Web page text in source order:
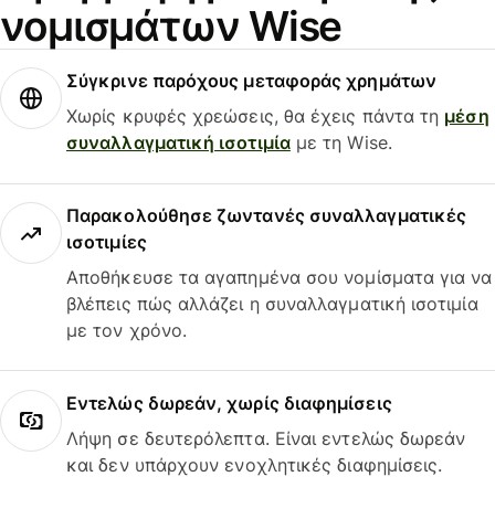
νομισμάτων Wise
Σύγκρινε παρόχους μεταφοράς χρημάτων
Χωρίς κρυφές χρεώσεις, θα έχεις πάντα τη μέση
συναλλαγματική ισοτιμίαμε τη Wise.
Παρακολούθησε ζωντανές συναλλαγματικές
ισοτιμίες
Αποθήκευσε τα αγαπημένα σου νομίσματα για να
βλέπεις πώς αλλάζει η συναλλαγματική ισοτιμία
με τον χρόνο.
Εντελώς δωρεάν, χωρίς διαφημίσεις
Λήψη σε δευτερόλεπτα. Είναι εντελώς δωρεάν
και δεν υπάρχουν ενοχλητικές διαφημίσεις.